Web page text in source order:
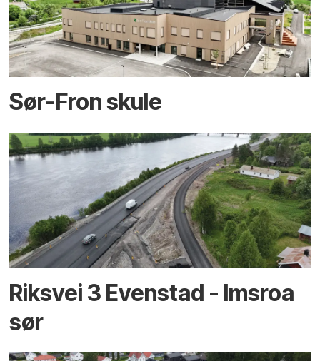
Sør-Fron skule
Riksvei 3 Evenstad - Imsroa
sør